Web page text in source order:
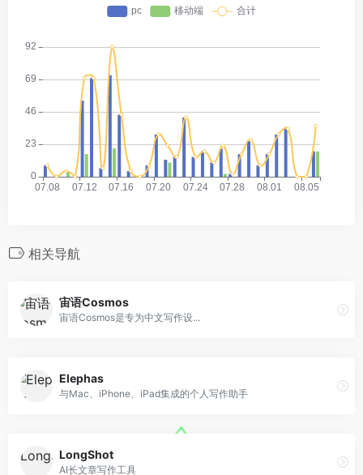
相关导航
宙语Cosmos
宙语Cosmos是专为中文写作设...
Elephas
与Mac、iPhone、iPad集成的个人写作助手
LongShot
AI长文章写作工具